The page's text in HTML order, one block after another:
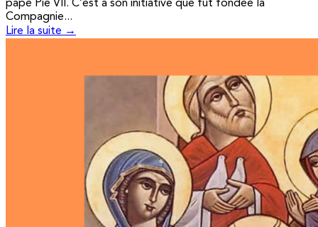
pape Pie VII. C’est à son initiative que fut fondée la
Compagnie...
Lire la suite →